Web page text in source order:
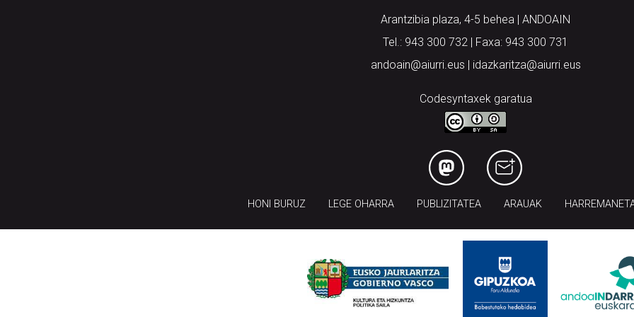
Arantzibia plaza, 4-5 behea | ANDOAIN
Tel.: 943 300 732 | Faxa: 943 300 731
andoain@aiurri.eus | idazkaritza@aiurri.eus
Codesyntaxek garatua
HONI BURUZ LEGE OHARRA PUBLIZITATEA ARAUAK